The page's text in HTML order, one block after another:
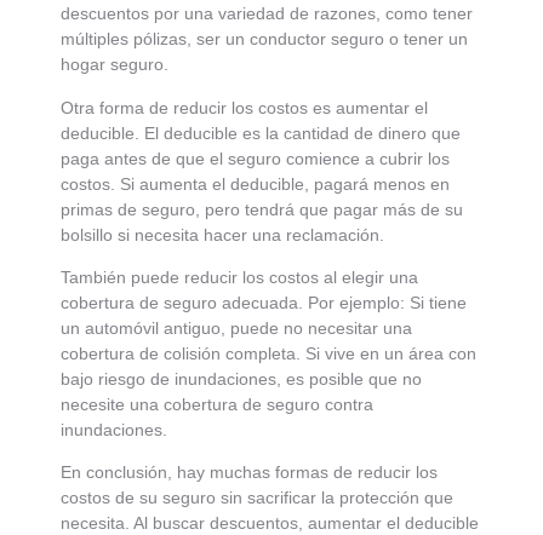
descuentos por una variedad de razones, como tener
múltiples pólizas, ser un conductor seguro o tener un
hogar seguro.
Otra forma de reducir los costos es aumentar el
deducible. El deducible es la cantidad de dinero que
paga antes de que el seguro comience a cubrir los
costos. Si aumenta el deducible, pagará menos en
primas de seguro, pero tendrá que pagar más de su
bolsillo si necesita hacer una reclamación.
También puede reducir los costos al elegir una
cobertura de seguro adecuada. Por ejemplo: Si tiene
un automóvil antiguo, puede no necesitar una
cobertura de colisión completa. Si vive en un área con
bajo riesgo de inundaciones, es posible que no
necesite una cobertura de seguro contra
inundaciones.
En conclusión, hay muchas formas de reducir los
costos de su seguro sin sacrificar la protección que
necesita. Al buscar descuentos, aumentar el deducible